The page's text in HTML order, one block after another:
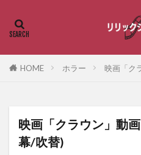
HOME ホラー 映画「ク
映画「クラウン」動
幕/吹替)